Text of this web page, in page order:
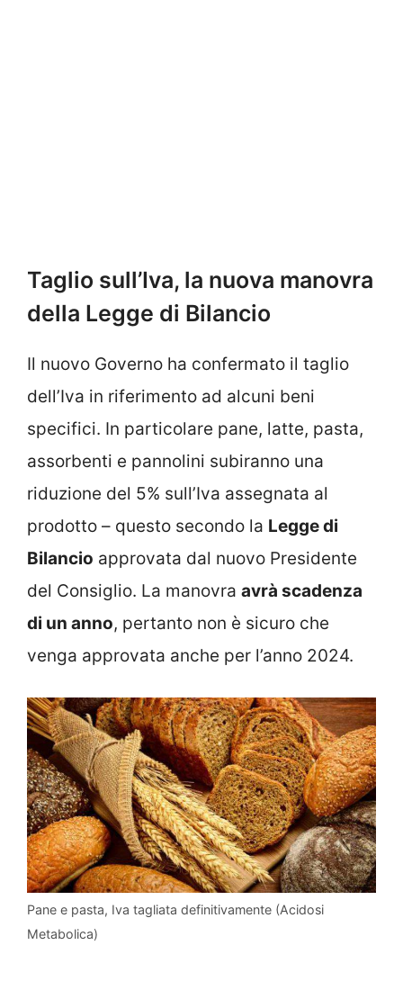
Taglio sull’Iva, la nuova manovra
della Legge di Bilancio
Il nuovo Governo ha confermato il taglio
dell’Iva in riferimento ad alcuni beni
specifici. In particolare pane, latte, pasta,
assorbenti e pannolini subiranno una
riduzione del 5% sull’Iva assegnata al
prodotto – questo secondo la Legge di
Bilancio approvata dal nuovo Presidente
del Consiglio. La manovra avrà scadenza
di un anno, pertanto non è sicuro che
venga approvata anche per l’anno 2024.
Pane e pasta, Iva tagliata definitivamente (Acidosi
Metabolica)